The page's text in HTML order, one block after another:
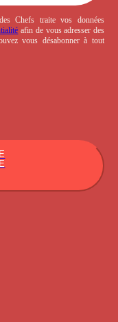
Chefs traite vos données
afin de vous adresser des
vous désabonner à tout